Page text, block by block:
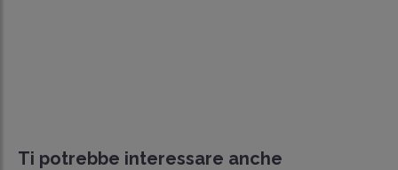
Ti potrebbe interessare anche